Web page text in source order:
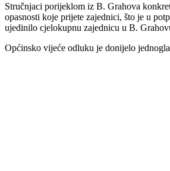
Stručnjaci porijeklom iz B. Grahova
opasnosti koje prijete zajednici, što je u
ujedinilo cjelokupnu zajednicu u B.
Općinsko vijeće odluku je donijelo